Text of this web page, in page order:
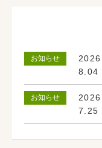
お知らせ
8.04
お知らせ
7.25